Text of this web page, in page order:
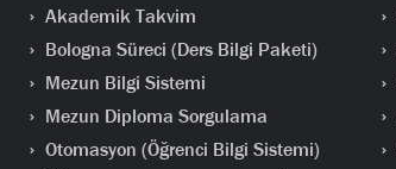
Akademik Takvim
Bologna Süreci (Ders Bilgi Paketi)
Mezun Bilgi Sistemi
Mezun Diploma Sorgulama
Otomasyon (Öğrenci Bilgi Sistemi)